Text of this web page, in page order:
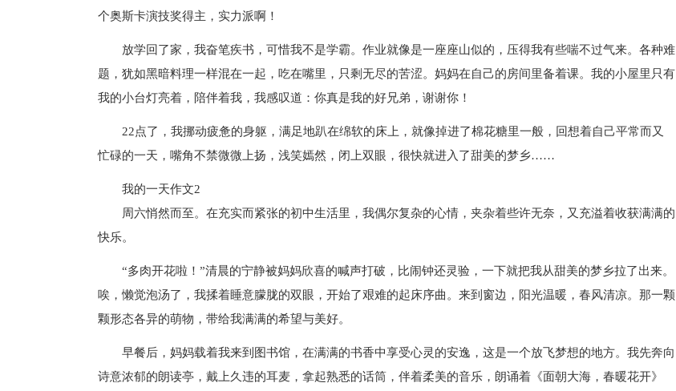
个奥斯卡演技奖得主，实力派啊！
放学回了家，我奋笔疾书，可惜我不是学霸。作业就像是一座座山似的，压得我有些喘不过气来。各种难
题，犹如黑暗料理一样混在一起，吃在嘴里，只剩无尽的苦涩。妈妈在自己的房间里备着课。我的小屋里只有
我的小台灯亮着，陪伴着我，我感叹道：你真是我的好兄弟，谢谢你！
22点了，我挪动疲惫的身躯，满足地趴在绵软的床上，就像掉进了棉花糖里一般，回想着自己平常而又
忙碌的一天，嘴角不禁微微上扬，浅笑嫣然，闭上双眼，很快就进入了甜美的梦乡……
我的一天作文2
周六悄然而至。在充实而紧张的初中生活里，我偶尔复杂的心情，夹杂着些许无奈，又充溢着收获满满的
快乐。
“多肉开花啦！”清晨的宁静被妈妈欣喜的喊声打破，比闹钟还灵验，一下就把我从甜美的梦乡拉了出来。
唉，懒觉泡汤了，我揉着睡意朦胧的双眼，开始了艰难的起床序曲。来到窗边，阳光温暖，春风清凉。那一颗
颗形态各异的萌物，带给我满满的希望与美好。
早餐后，妈妈载着我来到图书馆，在满满的书香中享受心灵的安逸，这是一个放飞梦想的地方。我先奔向
诗意浓郁的朗读亭，戴上久违的耳麦，拿起熟悉的话筒，伴着柔美的音乐，朗诵着《面朝大海，春暖花开》